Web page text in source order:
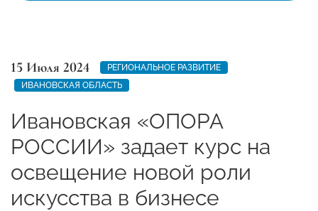
15 Июля 2024
РЕГИОНАЛЬНОЕ РАЗВИТИЕ
ИВАНОВСКАЯ ОБЛАСТЬ
Ивановская «ОПОРА
РОССИИ» задает курс на
освещение новой роли
искусства в бизнесе